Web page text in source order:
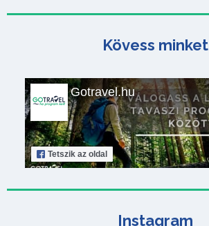
Kövess minket
Gotravel.hu
Tetszik az oldal
Instagram